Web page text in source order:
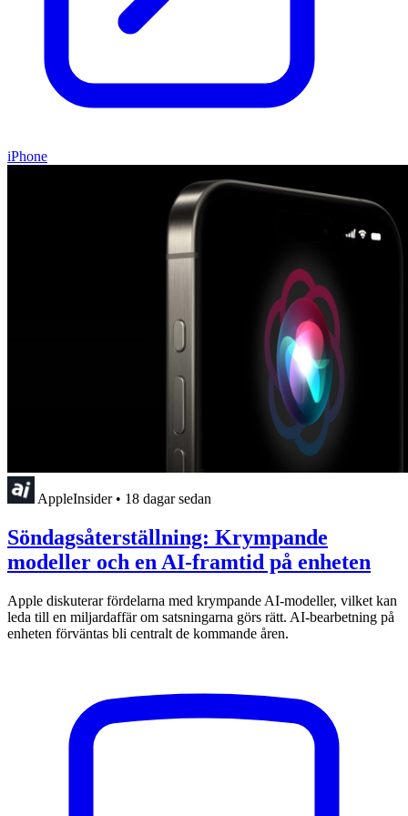
iPhone
AppleInsider • 18 dagar sedan
Söndagsåterställning: Krympande
modeller och en AI-framtid på enheten
Apple diskuterar fördelarna med krympande AI-modeller, vilket kan
leda till en miljardaffär om satsningarna görs rätt. AI-bearbetning på
enheten förväntas bli centralt de kommande åren.